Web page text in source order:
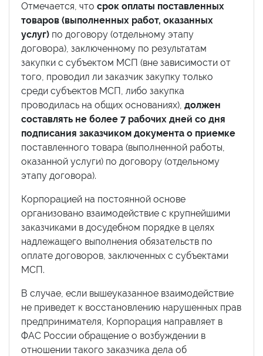
Отмечается, что срок оплаты поставленных
товаров (выполненных работ, оказанных
услуг) по договору (отдельному этапу
договора), заключенному по результатам
закупки с субъектом МСП (вне зависимости от
того, проводил ли заказчик закупку только
среди субъектов МСП, либо закупка
проводилась на общих основаниях), должен
составлять не более 7 рабочих дней со дня
подписания заказчиком документа о приемке
поставленного товара (выполненной работы,
оказанной услуги) по договору (отдельному
этапу договора).
Корпорацией на постоянной основе
организовано взаимодействие с крупнейшими
заказчиками в досудебном порядке в целях
надлежащего выполнения обязательств по
оплате договоров, заключенных с субъектами
МСП.
В случае, если вышеуказанное взаимодействие
не приведет к восстановлению нарушенных прав
предпринимателя, Корпорация направляет в
ФАС России обращение о возбуждении в
отношении такого заказчика дела об